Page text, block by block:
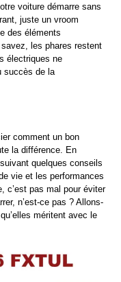
voiture démarre sans
juste un vroom
des éléments
les phares restent
électriques ne
succès de la
la différence. En
quelques conseils
vie et les performances
c’est pas mal pour éviter
n’est-ce pas ? Allons-
méritent avec le